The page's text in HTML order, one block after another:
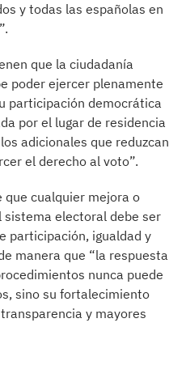
y todas las españolas en
que la ciudadanía
poder ejercer plenamente
participación democrática
por el lugar de residencia
adicionales que reduzcan
el derecho al voto”.
que cualquier mejora o
sistema electoral debe ser
participación, igualdad y
manera que “la respuesta
nunca puede
sino su fortalecimiento
y mayores